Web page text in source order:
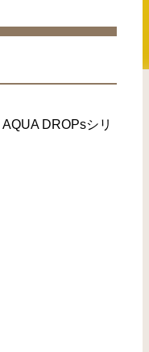
DROPsシリ